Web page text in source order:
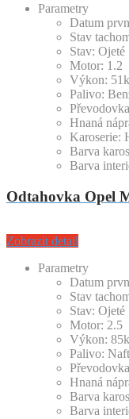
Parametry
Datum
Stav
Stav: Ojeté
Motor: 1.2
Výkon:
Palivo:
Hnaná
Karoserie:
Barva
Barva
Odtahovka Opel
Zobrazit detail
Parametry
Datum
Stav
Stav: Ojeté
Motor: 2.5
Výkon:
Palivo:
Hnaná
Barva
Barva